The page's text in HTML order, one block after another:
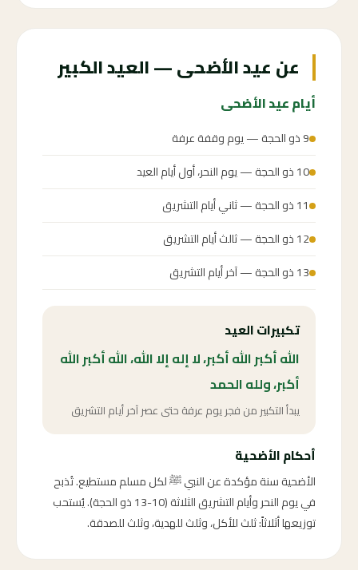
عن عيد الأضحى — العيد الكبير
أيام عيد الأضحى
9 ذو الحجة — يوم وقفة عرفة
10 ذو الحجة — يوم النحر، أول أيام العيد
11 ذو الحجة — ثاني أيام التشريق
12 ذو الحجة — ثالث أيام التشريق
13 ذو الحجة — آخر أيام التشريق
تكبيرات العيد
الله أكبر الله أكبر، لا إله إلا الله، الله أكبر الله
أكبر، ولله الحمد
يبدأ التكبير من فجر يوم عرفة حتى عصر آخر أيام التشريق
أحكام الأضحية
الأضحية سنة مؤكدة عن النبي ﷺ لكل مسلم مستطيع. تُذبح
في يوم النحر وأيام التشريق الثلاثة (10-13 ذو الحجة). يُستحب
توزيعها أثلاثاً: ثلث للأكل، وثلث للهدية، وثلث للصدقة.